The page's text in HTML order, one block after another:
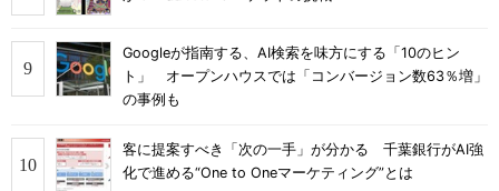
Googleが指南する、AI検索を味方にする「10のヒン
ト」 オープンハウスでは「コンバージョン数63％増」
の事例も
客に提案すべき「次の一手」が分かる 千葉銀行がAI強
化で進める“One to Oneマーケティング”とは